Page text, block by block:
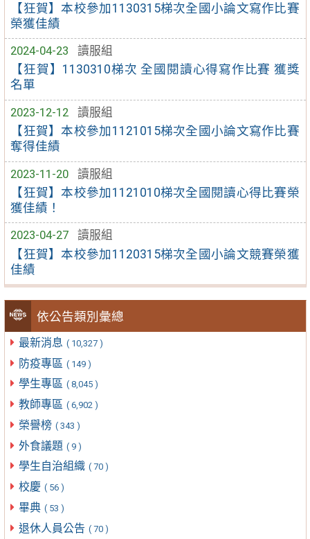
【狂賀】本校參加1130315梯次全國小論文寫作比賽
榮獲佳績
2024-04-23
讀服組
【狂賀】1130310梯次 全國閱讀心得寫作比賽 獲獎
名單
2023-12-12
讀服組
【狂賀】本校參加1121015梯次全國小論文寫作比賽
奪得佳績
2023-11-20
讀服組
【狂賀】本校參加1121010梯次全國閱讀心得比賽榮
獲佳績！
2023-04-27
讀服組
【狂賀】本校參加1120315梯次全國小論文競賽榮獲
佳績
依公告類別彙總
最新消息 ( 10,327 )
防疫專區 ( 149 )
學生專區 ( 8,045 )
教師專區 ( 6,902 )
榮譽榜 ( 343 )
外食議題 ( 9 )
學生自治組織 ( 70 )
校慶 ( 56 )
畢典 ( 53 )
退休人員公告 ( 70 )